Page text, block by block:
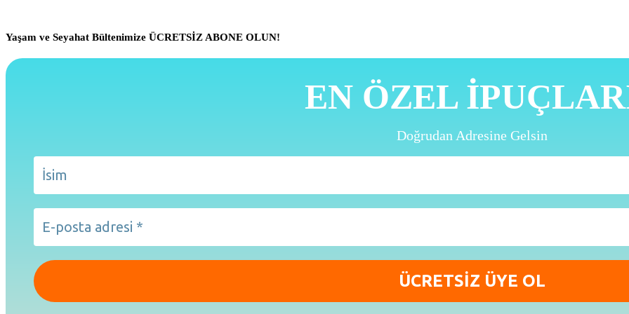
Yaşam ve Seyahat Bültenimize ÜCRETSİZ ABONE OLUN!
EN ÖZEL
Doğrudan Adresine Gelsin